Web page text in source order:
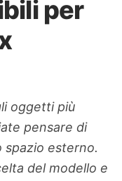
per
oggetti più
pensare di
spazio esterno.
del modello e